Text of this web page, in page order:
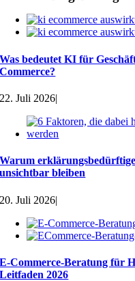
Was bedeutet KI für
Commerce?
22. Juli 2026|
Warum
unsichtbar bleiben
20. Juli 2026|
E-Commerce-Beratung für
Leitfaden 2026